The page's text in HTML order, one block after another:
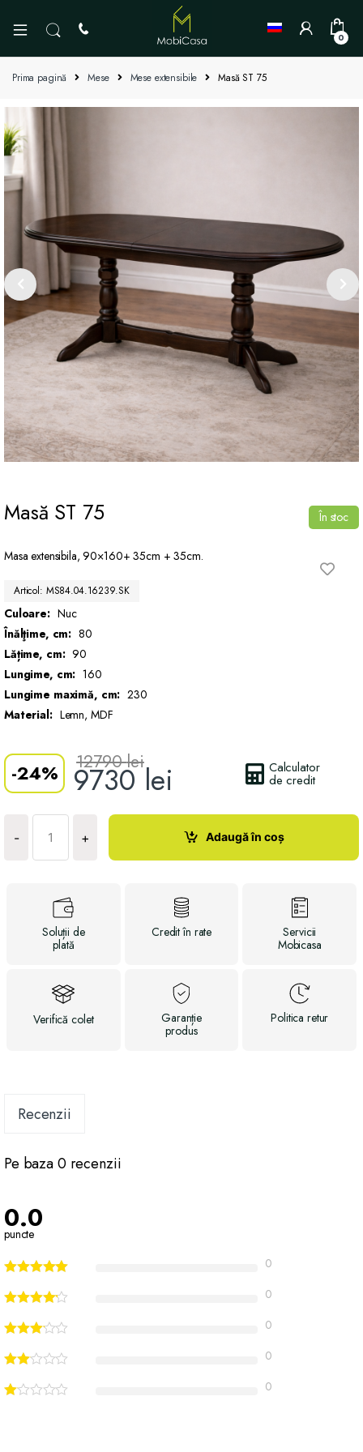
0
Prima pagină Mese Mese extensibile Masă ST 75
Masă ST 75
Masa extensibila, 90×160+ 35cm + 35cm.
Articol: MS84.04.16239.SK
Culoare: Nuc
Înălţime, cm: 80
Lățime, cm: 90
Lungime, cm: 160
Lungime maximă, cm: 230
Material: Lemn, MDF
-24% 9730lei
12790lei Calculator
de credit
În stoc
-
Cantitate
Masă
75
+ Adaugă în coș
Soluții de
plată
Creditîn rate
Servicii
Mobicasa
Verificăcolet
Garanție
produs
Politicaretur
Recenzii
Pe baza 0 recenzii
0.0
puncte
0
0
0
0
0